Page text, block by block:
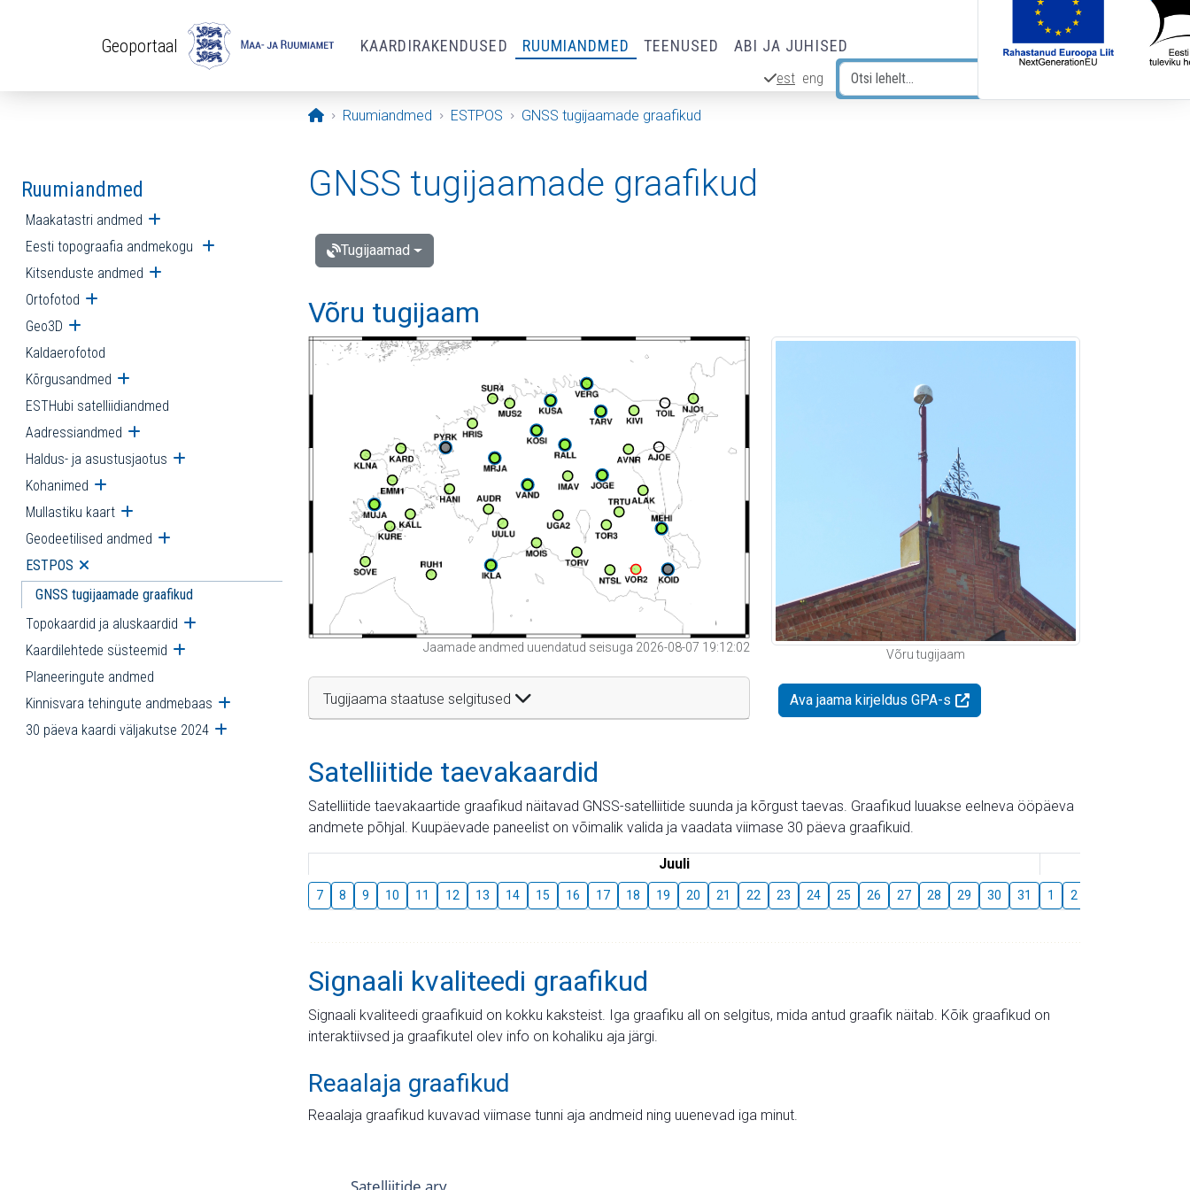
Geoportaal KAARDIRAKENDUSED RUUMIANDMED TEENUSED ABI JA JUHISED
est eng
Avaleht
Ruumiandmed ESTPOS GNSS tugijaamade graafikud
Ruumiandmed
Maakatastri andmed Ava alammenüü
Eesti topograafia andmekogu Ava alammenüü
Kitsenduste andmed Ava alammenüü
Ortofotod Ava alammenüü
Geo3D Ava alammenüü
Kaldaerofotod
Kõrgusandmed Ava alammenüü
ESTHubi satelliidiandmed
Aadressiandmed Ava alammenüü
Haldus- ja asustusjaotus Ava alammenüü
Kohanimed Ava alammenüü
Mullastiku kaart Ava alammenüü
Geodeetilised andmed Ava alammenüü
ESTPOS Ava alammenüü
GNSS tugijaamade graafikud
Topokaardid ja aluskaardid Ava alammenüü
Kaardilehtede süsteemid Ava alammenüü
Planeeringute andmed
Kinnisvara tehingute andmebaas Ava alammenüü
30 päeva kaardi väljakutse 2024 Ava alammenüü
GNSS tugijaamade graafikud
Tugijaamad
Võru tugijaam
Jaamade andmed uuendatud seisuga 2026-08-07 19:12:02
Tugijaama staatuse selgitused
Võru tugijaam
Ava jaama kirjeldus GPA-s
Satelliitide taevakaardid
Satelliitide taevakaartide graafikud näitavad GNSS-satelliitide suunda ja kõrgust taevas. Graafikud luuakse eelneva ööpäeva
andmete põhjal. Kuupäevade paneelist on võimalik valida ja vaadata viimase 30 päeva graafikuid.
Juuli
7 8 9 10 11 12 13 14 15 16 17 18 19 20 21 22 23 24 25 26 27 28 29 30 31 1 2
Signaali kvaliteedi graafikud
Signaali kvaliteedi graafikuid on kokku kaksteist. Iga graafiku all on selgitus, mida antud graafik näitab. Kõik graafikud on
interaktiivsed ja graafikutel olev info on kohaliku aja järgi.
Reaalaja graafikud
Reaalaja graafikud kuvavad viimase tunni aja andmeid ning uuenevad iga minut.